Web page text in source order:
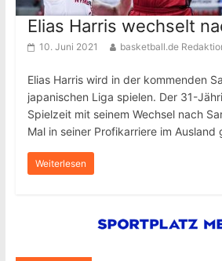
Elias Harris wechselt
10. Juni 2021 basketball.de
Elias Harris wird in der kommenden
japanischen Liga spielen. Der 31-
Spielzeit mit seinem Wechsel nach
Mal in seiner Profikarriere im Ausland
Weiterlesen